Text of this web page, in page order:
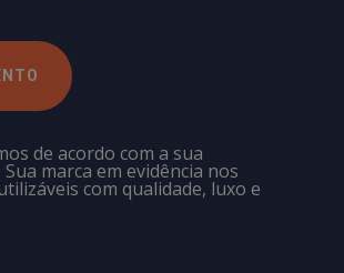
de acordo com a sua
Sua marca em evidência nos
com qualidade, luxo e